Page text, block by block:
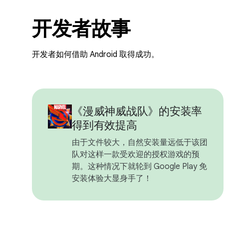
开发者故事
开发者如何借助 Android 取得成功。
《漫威神威战队》的安装率
得到有效提高
由于文件较大，自然安装量远低于该团
队对这样一款受欢迎的授权游戏的预
期。这种情况下就轮到 Google Play 免
安装体验大显身手了！